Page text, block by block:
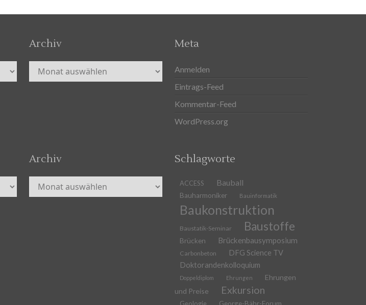
Archiv
Archiv
Meta
Anmelden
Eintrags-Feed
Kommentar-Feed
WordPress.org
Archiv
Archiv
Schlagworte
ACCESS Bauball
Bauharmoniker Bauinformatik
Baukonstruktion
Baustatik-Seminar Baustoffe
Brücken Brückenbausymposium
Carbonbeton
DFG Science TV
Doktorandenkolloquium
Doppeldiplom Ehrungen
Ehrungen
und Preise
Exkursion
Geologie George-Bähr-Forum